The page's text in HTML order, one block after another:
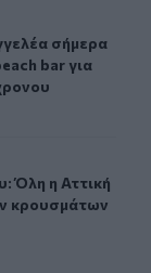
του
σήμερα ο
σήμερα
bar για
επίκεντρο των
Όλη η Αττική
Όλη η Αττική
κρουσμάτων